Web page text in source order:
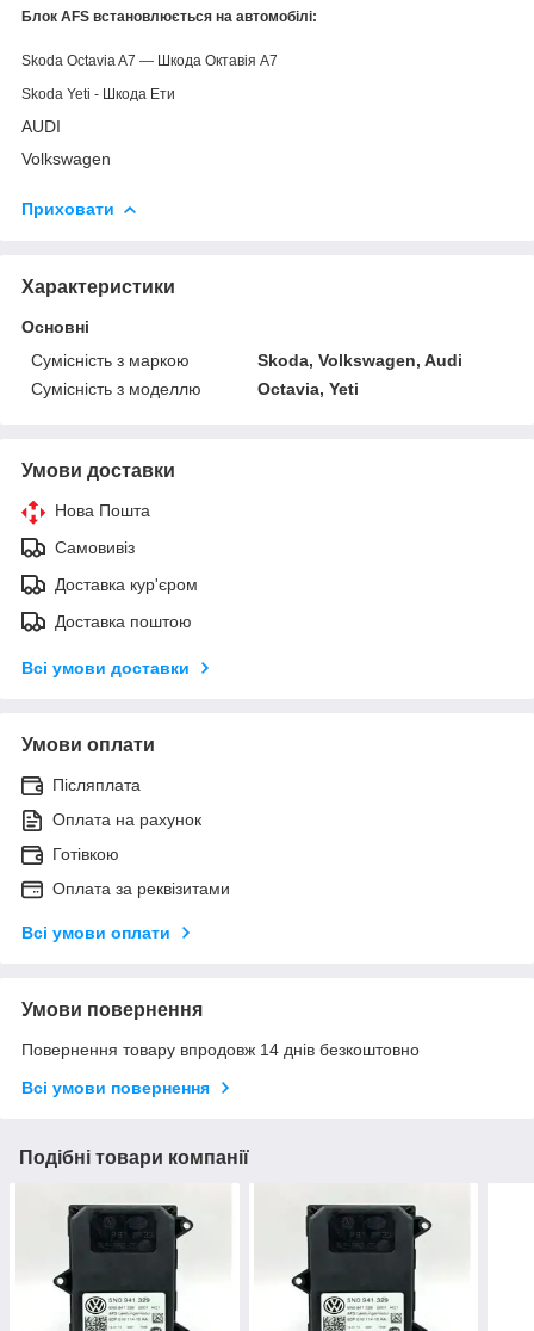
Блок AFS встановлюється на автомобілі:
Skoda Octavia A7 — Шкода Октавія А7
Skoda Yeti - Шкода Ети
AUDI
Volkswagen
Приховати
Характеристики
Основні
Сумісність з маркою
Skoda, Volkswagen, Audi
Сумісність з моделлю
Octavia, Yeti
Умови доставки
Нова Пошта
Самовивіз
Доставка кур'єром
Доставка поштою
Всі умови доставки
Умови оплати
Післяплата
Оплата на рахунок
Готівкою
Оплата за реквізитами
Всі умови оплати
Умови повернення
Повернення товару впродовж 14 днів безкоштовно
Всі умови повернення
Подібні товари компанії